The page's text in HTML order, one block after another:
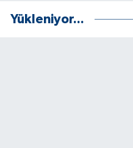
Yükleniyor...